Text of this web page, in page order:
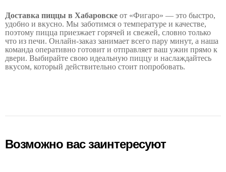
Доставка пиццы в Хабаровске от «Фигаро» — это быстро,
удобно и вкусно. Мы заботимся о температуре и качестве,
поэтому пицца приезжает горячей и свежей, словно только
что из печи. Онлайн-заказ занимает всего пару минут, а наша
команда оперативно готовит и отправляет ваш ужин прямо к
двери. Выбирайте свою идеальную пиццу и наслаждайтесь
вкусом, который действительно стоит попробовать.
Возможно вас заинтересуют